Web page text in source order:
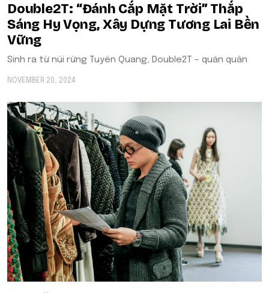
Double2T: “Đánh Cắp Mặt Trời” Thắp
Sáng Hy Vọng, Xây Dựng Tương Lai Bền
Vững
Sinh ra từ núi rừng Tuyên Quang, Double2T – quán quân
NOVEMBER 20, 2024